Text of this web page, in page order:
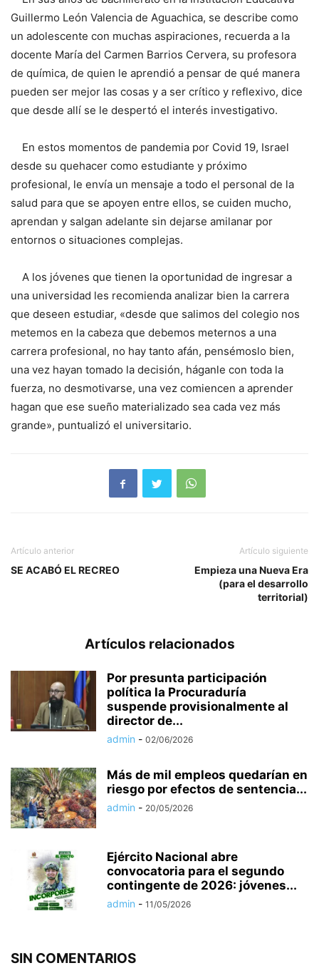
Guillermo León Valencia de Aguachica, se describe como
un adolescente con muchas aspiraciones, recuerda a la
docente María del Carmen Barrios Cervera, su profesora
de química, de quien le aprendió a pensar de qué manera
pueden ser mejor las cosas y a ser crítico y reflexivo, dice
que desde allí se le despertó el interés investigativo.
En estos momentos de pandemia por Covid 19, Israel
desde su quehacer como estudiante y próximo
profesional, le envía un mensaje a todo el personal de la
salud para que se apoyen entre ellos, se cuiden mucho,
aprendan y salgan adelante sin dejarse amilanar por
entornos o situaciones complejas.
A los jóvenes que tienen la oportunidad de ingresar a
una universidad les recomienda analizar bien la carrera
que deseen estudiar, «desde que salimos del colegio nos
metemos en la cabeza que debemos meternos a una
carrera profesional, no hay tanto afán, pensémoslo bien,
una vez hayan tomado la decisión, háganle con toda la
fuerza, no desmotivarse, una vez comiencen a aprender
hagan que ese sueño materializado sea cada vez más
grande», puntualizó el universitario.
Artículo anterior
SE ACABÓ EL RECREO
Artículo siguiente
Empieza una Nueva Era
(para el desarrollo
territorial)
Artículos relacionados
Por presunta participación
política la Procuraduría
suspende provisionalmente al
director de...
admin - 02/06/2026
Más de mil empleos quedarían en
riesgo por efectos de sentencia...
admin - 20/05/2026
Ejército Nacional abre
convocatoria para el segundo
contingente de 2026: jóvenes...
admin - 11/05/2026
SIN COMENTARIOS